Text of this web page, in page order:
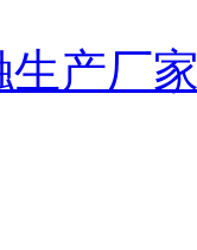
产厂